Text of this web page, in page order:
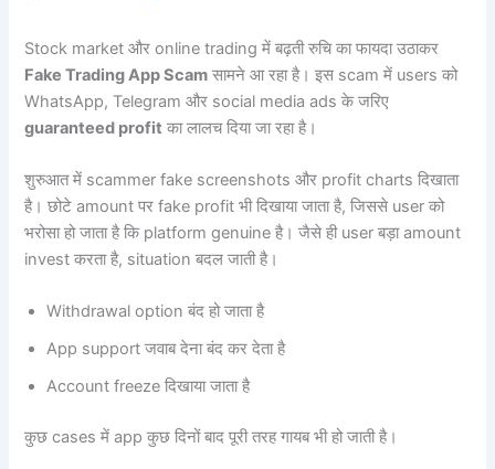
Stock market और online trading में बढ़ती रुचि का फायदा उठाकर
Fake Trading App Scam सामने आ रहा है। इस scam में users को
WhatsApp, Telegram और social media ads के जरिए
guaranteed profit का लालच दिया जा रहा है।
शुरुआत में scammer fake screenshots और profit charts दिखाता
है। छोटे amount पर fake profit भी दिखाया जाता है, जिससे user को
भरोसा हो जाता है कि platform genuine है। जैसे ही user बड़ा amount
invest करता है, situation बदल जाती है।
Withdrawal option बंद हो जाता है
App support जवाब देना बंद कर देता है
Account freeze दिखाया जाता है
कुछ cases में app कुछ दिनों बाद पूरी तरह गायब भी हो जाती है।